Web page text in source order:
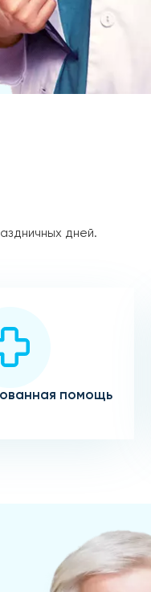
дней.
помощь